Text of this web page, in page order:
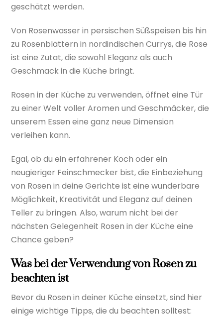
geschätzt werden.
Von Rosenwasser in persischen Süßspeisen bis hin
zu Rosenblättern in nordindischen Currys, die Rose
ist eine Zutat, die sowohl Eleganz als auch
Geschmack in die Küche bringt.
Rosen in der Küche zu verwenden, öffnet eine Tür
zu einer Welt voller Aromen und Geschmäcker, die
unserem Essen eine ganz neue Dimension
verleihen kann.
Egal, ob du ein erfahrener Koch oder ein
neugieriger Feinschmecker bist, die Einbeziehung
von Rosen in deine Gerichte ist eine wunderbare
Möglichkeit, Kreativität und Eleganz auf deinen
Teller zu bringen. Also, warum nicht bei der
nächsten Gelegenheit Rosen in der Küche eine
Chance geben?
Was bei der Verwendung von Rosen zu
beachten ist
Bevor du Rosen in deiner Küche einsetzt, sind hier
einige wichtige Tipps, die du beachten solltest: